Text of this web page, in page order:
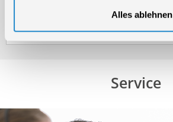
Alles ablehnen
Produktinformation
Service